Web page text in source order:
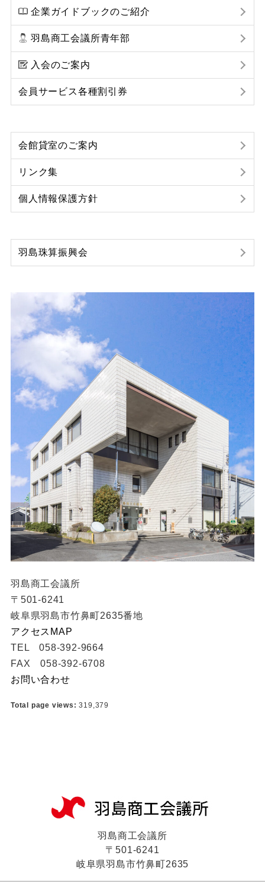
企業ガイドブックのご紹介
羽島商工会議所青年部
入会のご案内
会員サービス各種割引券
会館貸室のご案内
リンク集
個人情報保護方針
羽島珠算振興会
羽島商工会議所
〒501-6241
岐阜県羽島市竹鼻町2635番地
アクセスMAP
TEL 058-392-9664
FAX 058-392-6708
お問い合わせ
Total page views:319,379
羽島商工会議所
〒501-6241
岐阜県羽島市竹鼻町2635